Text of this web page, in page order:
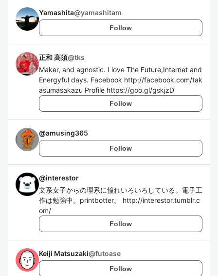
Yamashita@yamashitam
Follow
正和 高須@tks
Maker, and agnostic. I love The Future,Internet and
Energyful days. Facebook http://facebook.com/tak
asumasakazu Profile https://goo.gl/gskjzD
Follow
@amusing365
Follow
@interestor
文系女子からの理系に憧れいろいろしている。電子工
作は勉強中。printbotter。 http://interestor.tumblr.c
om/
Follow
Keiji Matsuzaki@futoase
Follow